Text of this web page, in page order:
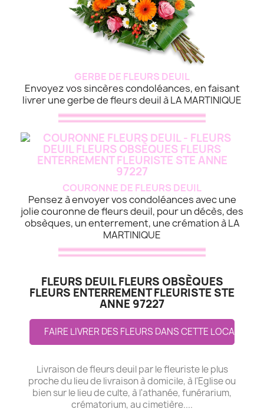
GERBE DE FLEURS DEUIL
Envoyez vos sincères condoléances, en faisant
livrer une gerbe de fleurs deuil à LA MARTINIQUE
COURONNE DE FLEURS DEUIL
Pensez à envoyer vos condoléances avec une
jolie couronne de fleurs deuil, pour un décès, des
obsèques, un enterrement, une crémation à LA
MARTINIQUE
FLEURS DEUIL FLEURS OBSÈQUES
FLEURS ENTERREMENT FLEURISTE STE
ANNE 97227
FAIRE LIVRER DES FLEURS DANS CETTE LOCALITE
Livraison de fleurs deuil par le fleuriste le plus
proche du lieu de livraison à domicile, à l'Eglise ou
bien sur le lieu de culte, à l'athanée, funérarium,
crématorium, au cimetière....